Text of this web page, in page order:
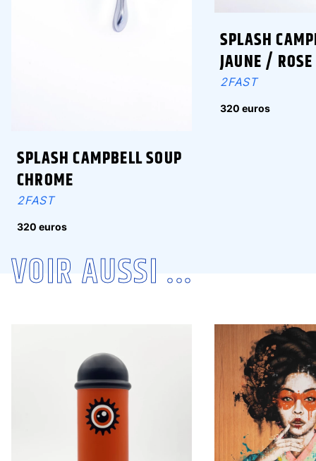
SPLASH CAMPBELL SOUP
CHROME
2FAST
320 euros
SPLASH
JAUNE / ROSE
2FAST
320 euros
VOIR AUSSI ...